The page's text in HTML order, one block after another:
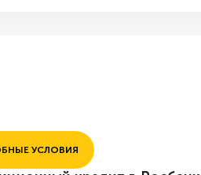
УСЛОВИЯ